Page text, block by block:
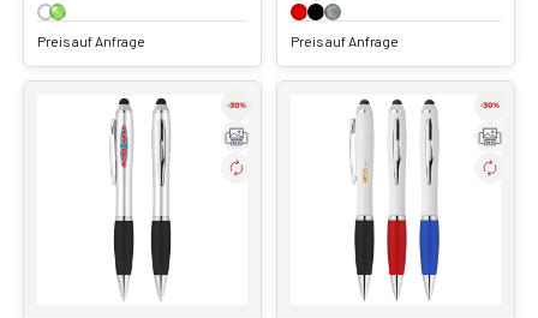
Preis auf Anfrage Preis auf Anfrage